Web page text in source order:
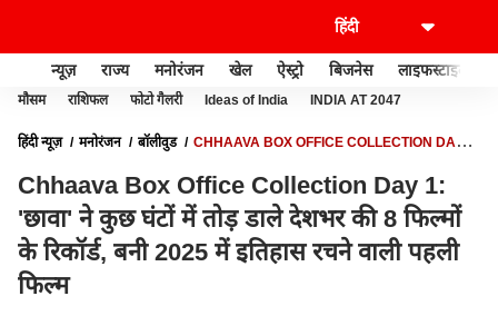
न्यूज़ राज्य मनोरंजन खेल ऐस्ट्रो बिजनेस लाइफस्टाइल
मौसम राशिफल फोटो गैलरी Ideas of India INDIA AT 2047
हिंदी न्यूज़ मनोरंजन बॉलीवुड
CHHAAVA BOX OFFICE COLLECTION DAY 1:
पहली फिल्म
Chhaava Box Office Collection Day 1:
'छावा' ने कुछ घंटों में तोड़ डाले देशभर की 8 फिल्मों
के रिकॉर्ड, बनी 2025 में इतिहास रचने वाली पहली
फिल्म